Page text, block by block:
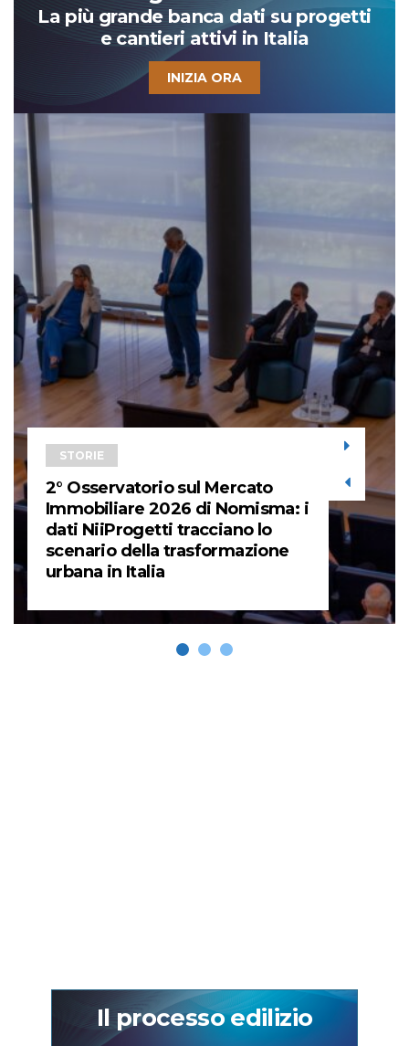
La più grande banca dati su progetti
e cantieri attivi in Italia
INIZIA ORA
STORIE
2° Osservatorio sul Mercato
Immobiliare 2026 di Nomisma: i
dati NiiProgetti tracciano lo
scenario della trasformazione
urbana in Italia
Il processo edilizio